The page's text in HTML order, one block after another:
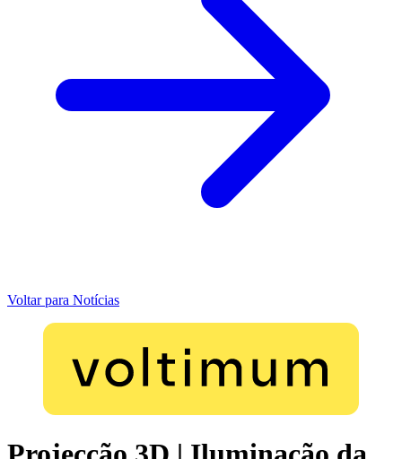
Voltar para Notícias